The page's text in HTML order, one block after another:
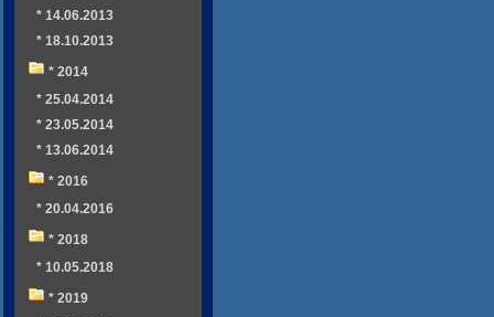
* 14.06.2013
* 18.10.2013
* 2014
* 25.04.2014
* 23.05.2014
* 13.06.2014
* 2016
* 20.04.2016
* 2018
* 10.05.2018
* 2019